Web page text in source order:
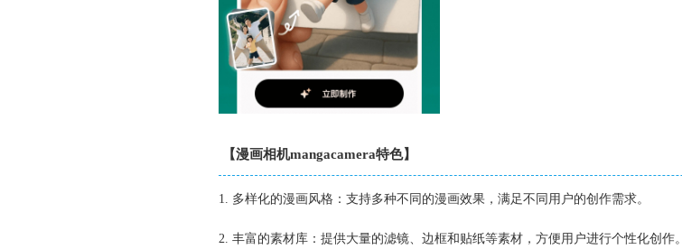
【漫画相机mangacamera特色】
1. 多样化的漫画风格：支持多种不同的漫画效果，满足不同用户的创作需求。
2. 丰富的素材库：提供大量的滤镜、边框和贴纸等素材，方便用户进行个性化创作。